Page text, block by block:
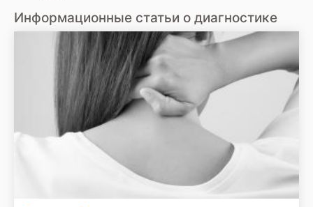
Информационные статьи о диагностике